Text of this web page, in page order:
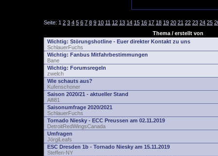
Seite: 1 2 3 4 5 6 7 8 9 10 11 12 13 14 15 16 17 18 19 20 21 22 23 24 25
Thema / erstellt von
Wichtig: Störungshotline - Euer direkter Kontakt zu uns
SchlauerFuchs
Wichtig: Fanbus Mitfahrbestimmungen
Bane
Wichtig: Forumsregeln
zwelch
Wie schauts aus?
Kufenschoner
Saison 2020/21 - aktueller Stand
Alfi81
Saisonumfrage 2020/2021
SchlauerFuchs
Tornado Niesky - ECC Preussen am 02.11.2019
DetroitRedWingsCanada
Umfragen
JörgiLeafs
ESC Dresden 1b - Tornado Niesky am 15.11.2019
Steffen-NY